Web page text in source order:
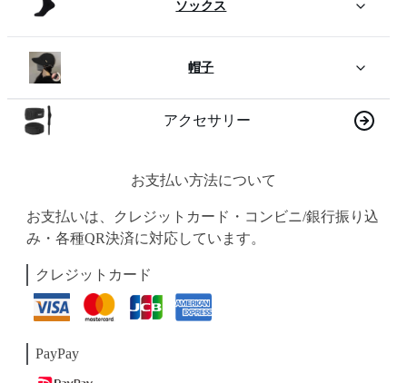
ソックス
帽子
アクセサリー
お支払い方法について
お支払いは、クレジットカード・コンビニ/銀行振り込
み・各種QR決済に対応しています。
クレジットカード
PayPay